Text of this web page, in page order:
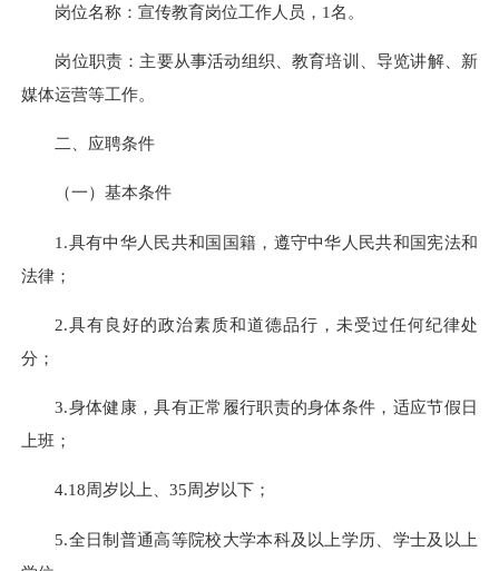
岗位名称：宣传教育岗位工作人员，1名。
岗位职责：主要从事活动组织、教育培训、导览讲解、新
媒体运营等工作。
二、应聘条件
（一）基本条件
1.具有中华人民共和国国籍，遵守中华人民共和国宪法和
法律；
2.具有良好的政治素质和道德品行，未受过任何纪律处
分；
3.身体健康，具有正常履行职责的身体条件，适应节假日
上班；
4.18周岁以上、35周岁以下；
5.全日制普通高等院校大学本科及以上学历、学士及以上